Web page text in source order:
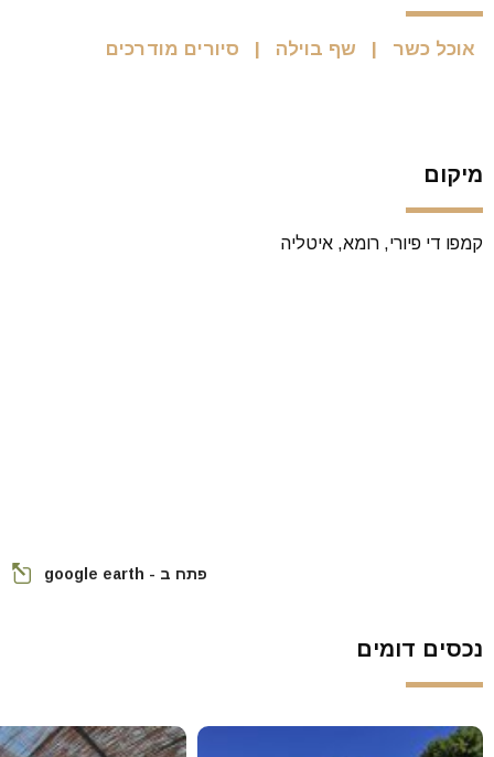
אוכל כשר שף בוילה סיורים מודרכים
מיקום
קמפו די פיורי, רומא, איטליה
פתח ב - google earth
נכסים דומים